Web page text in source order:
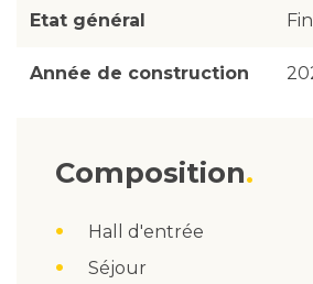
Etat général
Année de construction
Composition
Hall d'entrée
Séjour